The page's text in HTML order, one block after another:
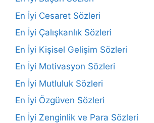
En İyi Cesaret Sözleri
En İyi Çalışkanlık Sözleri
En İyi Kişisel Gelişim Sözleri
En İyi Motivasyon Sözleri
En İyi Mutluluk Sözleri
En İyi Özgüven Sözleri
En İyi Zenginlik ve Para Sözleri